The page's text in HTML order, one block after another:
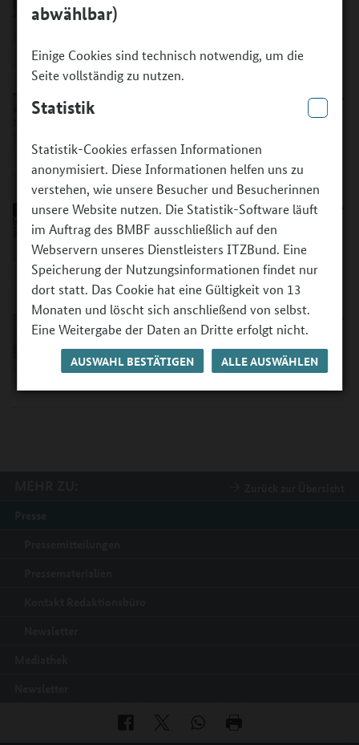
abwählbar)
Einige Cookies sind technisch notwendig, um die
Seite vollständig zu nutzen.
Statistik
Statistik-Cookies erfassen Informationen
anonymisiert. Diese Informationen helfen uns zu
verstehen, wie unsere Besucher und Besucherinnen
unsere Website nutzen. Die Statistik-Software läuft
im Auftrag des BMBF ausschließlich auf den
Webservern unseres Dienstleisters ITZBund. Eine
Speicherung der Nutzungsinformationen findet nur
dort statt. Das Cookie hat eine Gültigkeit von 13
Monaten und löscht sich anschließend von selbst.
Eine Weitergabe der Daten an Dritte erfolgt nicht.
AUSWAHL BESTÄTIGEN ALLE AUSWÄHLEN
Kontakt Redaktionsbüro
Newsletter